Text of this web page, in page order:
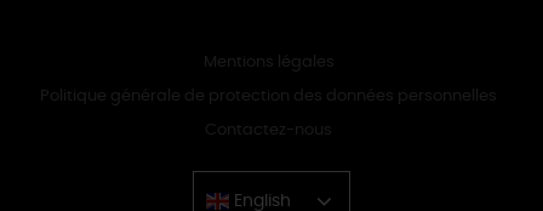
Mentions légales
Politique générale de protection des données personnelles
Contactez-nous
English